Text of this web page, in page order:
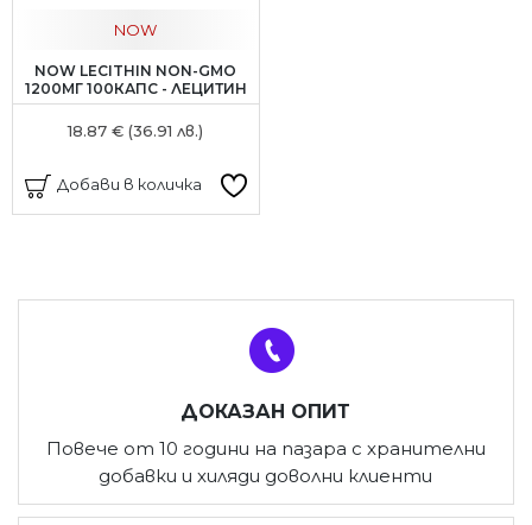
NOW
NOW LECITHIN NON-GMO
1200МГ 100КАПС - ЛЕЦИТИН
18.87 € (36.91 лв.)
Добави в количка
ДОКАЗАН ОПИТ
Повече от 10 години на пазара с хранителни
добавки и хиляди доволни клиенти